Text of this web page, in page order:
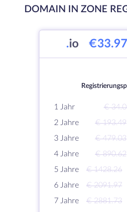
DOMAIN IN ZONE
.io €33.97
1 Jahr €
2 Jahre
€ 193.49
3 Jahre
€ 479.03
4 Jahre
€ 890.62
5 Jahre
€ 1428.26
6 Jahre
€ 2091.97
7 Jahre
€ 2881.73